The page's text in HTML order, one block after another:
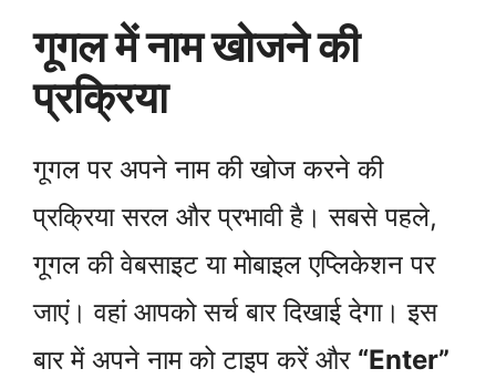
गूगल में नाम खोजने की
प्रक्रिया
गूगल पर अपने नाम की खोज करने की
प्रक्रिया सरल और प्रभावी है। सबसे पहले,
गूगल की वेबसाइट या मोबाइल एप्लिकेशन पर
जाएं। वहां आपको सर्च बार दिखाई देगा। इस
बार में अपने नाम को टाइप करें और “Enter”